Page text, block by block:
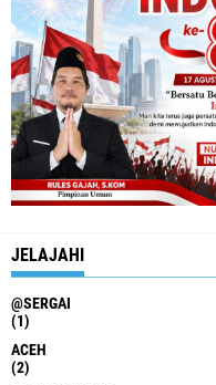
JELAJAHI
@SERGAI
(1)
ACEH
(2)